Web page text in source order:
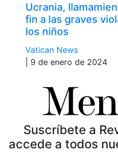
Ucrania,
fin a las graves
los niños
Vatican News
| 9 de enero de 2024
Suscríbete a
accede a todos